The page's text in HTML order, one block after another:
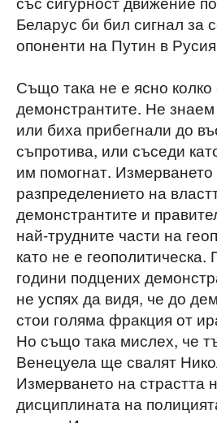
Беларус би бил сигнал за
опоненти на Путин в
Също така не е ясно колко
демонстрантите. Не
или биха прибегнали до
съпротива, или съседи
им помогнат. Измерването
разпределението на
демонстрантите и
най-трудните части на
като не е
години подцених
не успях да видя, че до
стои голяма фракция от
Но също така мислех, че
Венецуела ще свалят
Измерването на страстта
дисциплината на